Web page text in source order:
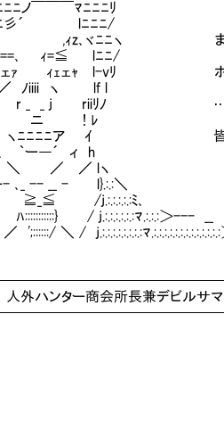
￣￣ﾏﾆﾆﾆﾘ
´ lﾆﾆﾆ/
まぁな、このホテルは
ｨ=≦ lﾆﾆ/
vﾘ ホテルの従業員は全員
ヽ lf l
おっと！紹介が遅れ
! ﾚ
らは同僚と呼ばれて
ィ h
lヽ
- l}.:.:＼
j.:.:.:.:.:ﾐ､
/ j.:.:.:.:.:.:ﾏ.:.:.:＞--- __
';::::::/ ＼ / j.:.:.:.:.:.:.:.:ﾏ.:.:.:.:.:.:.:.:.:.:.:.:.:
人外ハンター商会所長兼デビルサ